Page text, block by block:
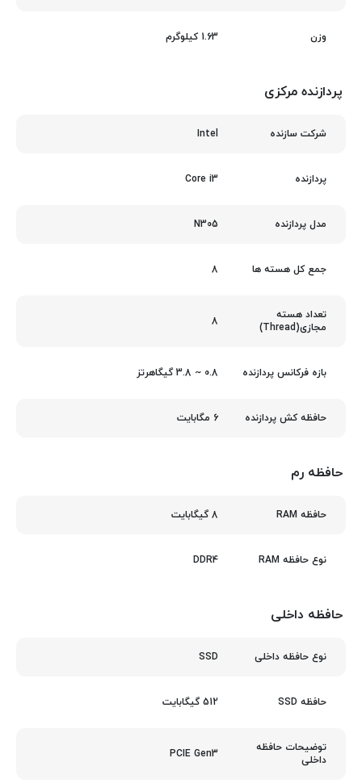
وزن 1.63 کیلوگرم
پردازنده مرکزی
شرکت سازنده Intel
پردازنده Core i3
مدل پردازنده N305
جمع کل هسته ها 8
تعداد هسته
مجازی(Thread)
8
بازه فرکانس پردازنده 0.8 ~ 3.8 گیگاهرتز
حافظه کش پردازنده 6 مگابایت
حافظه رم
حافظه RAM 8 گیگابایت
نوع حافظه RAM DDR4
حافظه داخلی
نوع حافظه داخلی SSD
حافظه SSD 512 گیگابایت
توضیحات حافظه
داخلی
PCIE Gen3